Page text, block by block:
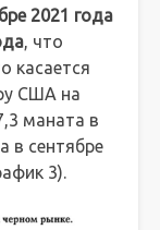
2021 года
, что
касается
США на
маната в
в сентябре
3).